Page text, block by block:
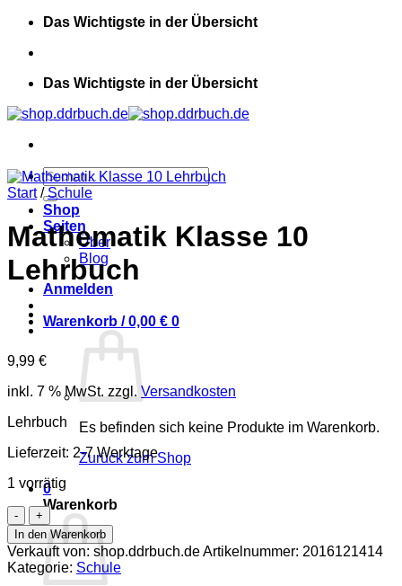
Zum
springen
Das Wichtigste in der Übersicht
Das Wichtigste in der Übersicht
Suchen
nach:
Shop
Seiten
Über
Blog
Anmelden
Warenkorb /0,00 € 0
Es befinden sich keine Produkte im Warenkorb.
Zurück zum Shop
0
Warenkorb
Start / Schule
Mathematik Klasse 10
Lehrbuch
9,99 €
inkl. 7 % MwSt. zzgl. Versandkosten
Lehrbuch
Lieferzeit: 2-7 Werktage
1 vorrätig
Mathematik
Klasse
10
Lehrbuch
Menge
In den Warenkorb
Verkauft von: shop.ddrbuch.deArtikelnummer: 2016121414
Kategorie: Schule